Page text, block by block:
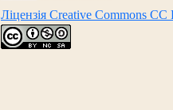
Ліцензія Creative Commons